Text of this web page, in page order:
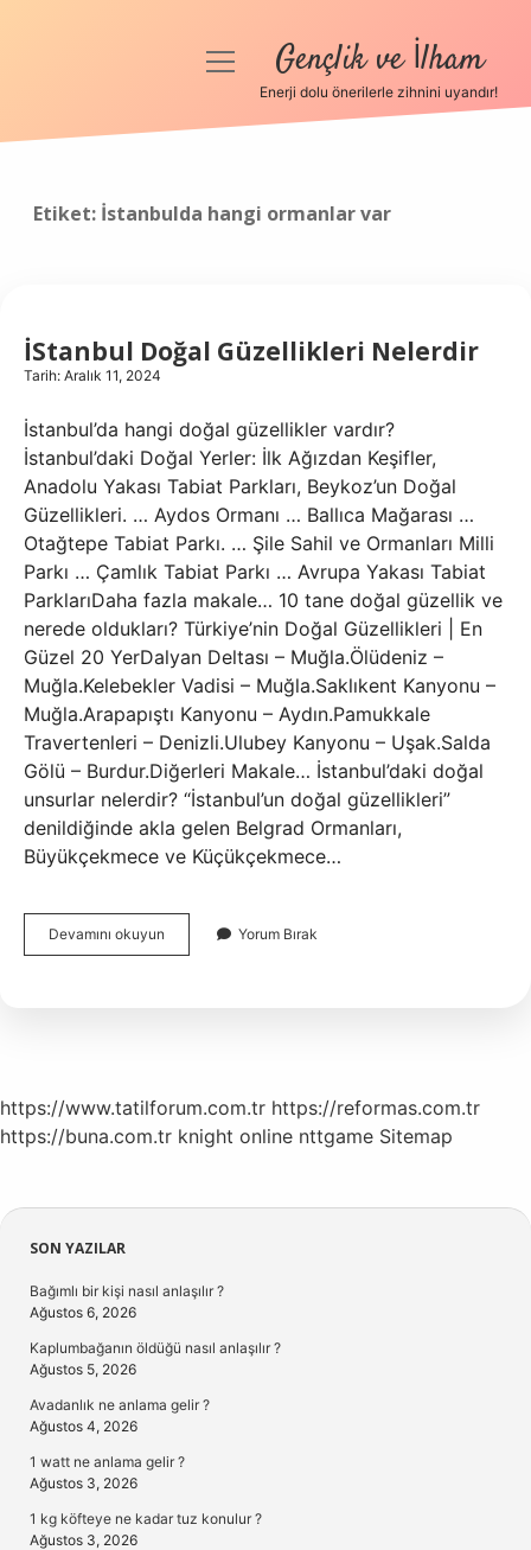
Anasayfa
menüyüGençlik ve İlham
Enerji dolu önerilerle zihnini uyandır!
Etiket: İstanbulda hangi ormanlar var
İStanbul Doğal Güzellikleri Nelerdir
Tarih: Aralık 11, 2024
İstanbul’da hangi doğal güzellikler vardır?
İstanbul’daki Doğal Yerler: İlk Ağızdan Keşifler,
Anadolu Yakası Tabiat Parkları, Beykoz’un Doğal
Güzellikleri. … Aydos Ormanı … Ballıca Mağarası …
Otağtepe Tabiat Parkı. … Şile Sahil ve Ormanları Milli
Parkı … Çamlık Tabiat Parkı … Avrupa Yakası Tabiat
ParklarıDaha fazla makale… 10 tane doğal güzellik ve
nerede oldukları? Türkiye’nin Doğal Güzellikleri | En
Güzel 20 YerDalyan Deltası – Muğla.Ölüdeniz –
Muğla.Kelebekler Vadisi – Muğla.Saklıkent Kanyonu –
Muğla.Arapapıştı Kanyonu – Aydın.Pamukkale
Travertenleri – Denizli.Ulubey Kanyonu – Uşak.Salda
Gölü – Burdur.Diğerleri Makale… İstanbul’daki doğal
unsurlar nelerdir? “İstanbul’un doğal güzellikleri”
denildiğinde akla gelen Belgrad Ormanları,
Büyükçekmece ve Küçükçekmece…
Devamını okuyun İStanbul
Doğal
Yorum Bırak
https://www.tatilforum.com.tr https://reformas.com.tr
https://buna.com.tr knight online nttgame Sitemap
Sidebar
SON YAZILAR
Bağımlı bir kişi nasıl anlaşılır ?
Ağustos 6, 2026
Kaplumbağanın öldüğü nasıl anlaşılır ?
Ağustos 5, 2026
Avadanlık ne anlama gelir ?
Ağustos 4, 2026
1 watt ne anlama gelir ?
Ağustos 3, 2026
1 kg köfteye ne kadar tuz konulur ?
Ağustos 3, 2026